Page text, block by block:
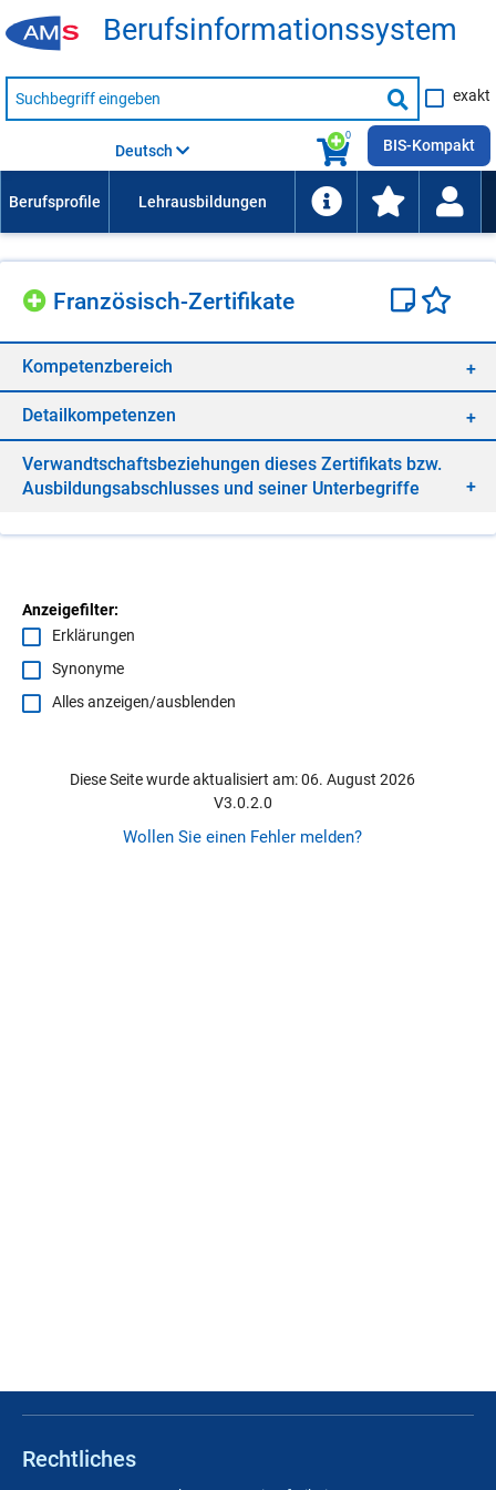
Be­rufs­in­for­ma­ti­ons­sys­tem
Suche
nach
Suche
starten
exakt
0
Deutsch BIS-Kompakt
Fran­zö­sisch-Zer­ti­fi­ka­te
Kom­pe­tenz­be­reich
De­tail­kom­pe­ten­zen
Ver­wandt­schafts­be­zie­hun­gen die­ses Zer­ti­fi­kats bzw.
Aus­bil­dungs­ab­schlus­ses und sei­ner Un­ter­be­grif­fe
Anzeigefilter:
Erklärungen
Synonyme
Alles anzeigen/ausblenden
Diese Seite wurde aktualisiert am: 06. August 2026
V3.0.2.0
Wollen Sie einen Fehler melden?
Rechtliches